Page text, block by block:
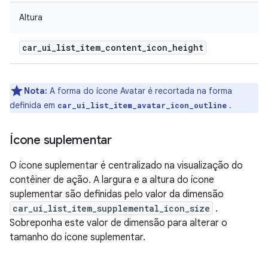
Altura
car_ui_list_item_content_icon_height
Nota: A forma do ícone Avatar é recortada na forma
definida em car_ui_list_item_avatar_icon_outline .
Ícone suplementar
O ícone suplementar é centralizado na visualização do
contêiner de ação. A largura e a altura do ícone
suplementar são definidas pelo valor da dimensão
car_ui_list_item_supplemental_icon_size .
Sobreponha este valor de dimensão para alterar o
tamanho do ícone suplementar.